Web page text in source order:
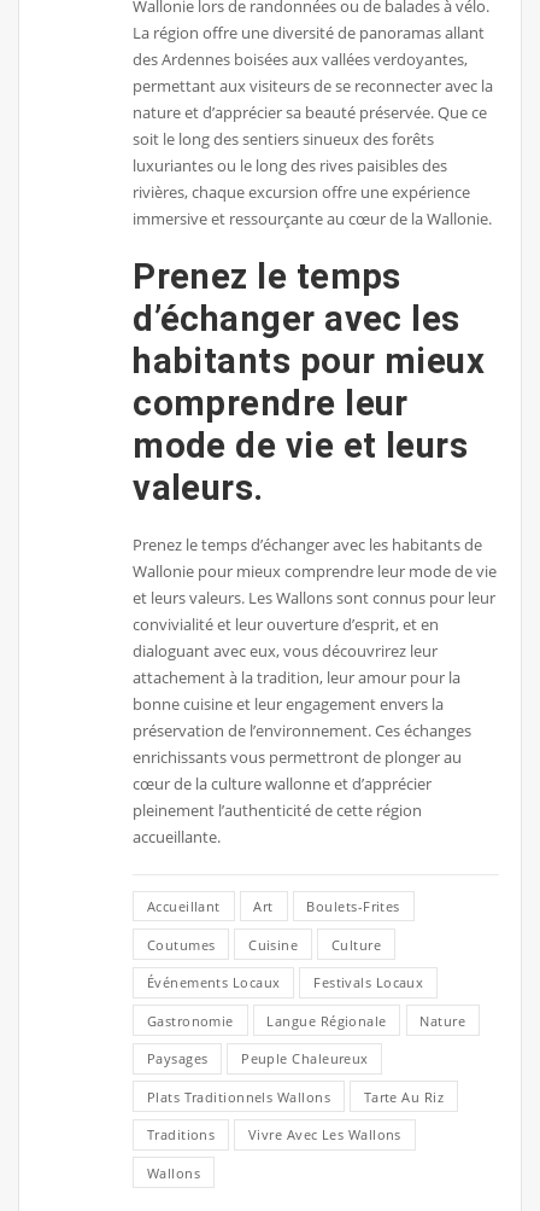
Wallonie lors de randonnées ou de balades à vélo.
La région offre une diversité de panoramas allant
des Ardennes boisées aux vallées verdoyantes,
permettant aux visiteurs de se reconnecter avec la
nature et d’apprécier sa beauté préservée. Que ce
soit le long des sentiers sinueux des forêts
luxuriantes ou le long des rives paisibles des
rivières, chaque excursion offre une expérience
immersive et ressourçante au cœur de la Wallonie.
Prenez le temps
d’échanger avec les
habitants pour mieux
comprendre leur
mode de vie et leurs
valeurs.
Prenez le temps d’échanger avec les habitants de
Wallonie pour mieux comprendre leur mode de vie
et leurs valeurs. Les Wallons sont connus pour leur
convivialité et leur ouverture d’esprit, et en
dialoguant avec eux, vous découvrirez leur
attachement à la tradition, leur amour pour la
bonne cuisine et leur engagement envers la
préservation de l’environnement. Ces échanges
enrichissants vous permettront de plonger au
cœur de la culture wallonne et d’apprécier
pleinement l’authenticité de cette région
accueillante.
Accueillant Art Boulets-Frites
Coutumes Cuisine Culture
Événements Locaux Festivals Locaux
Gastronomie Langue Régionale Nature
Paysages Peuple Chaleureux
Plats Traditionnels Wallons Tarte Au Riz
Traditions Vivre Avec Les Wallons
Wallons